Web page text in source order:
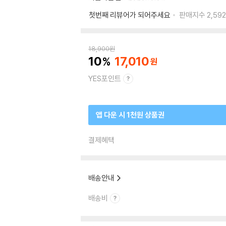
첫번째 리뷰어가 되어주세요
판매지수 2,592
18,900원
10 17,010
YES포인트
앱 다운 시 1천원 상품권
결제혜택
배송안내
배송비